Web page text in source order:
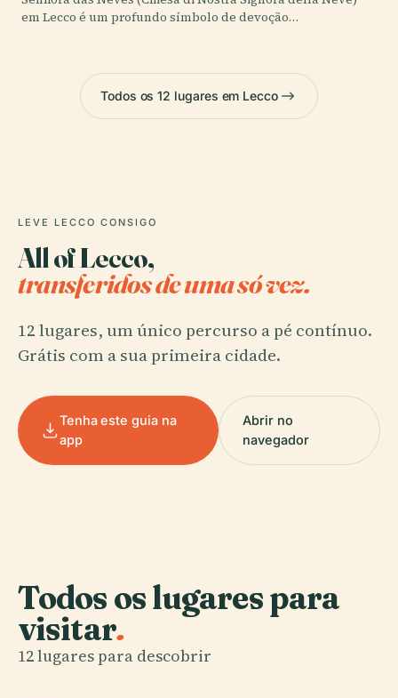
em Lecco é um profundo símbolo de devoção…
Todos os 12 lugares em Lecco
LEVE LECCO CONSIGO
All of Lecco,
transferidos de uma só vez.
12 lugares, um único percurso a pé contínuo.
Grátis com a sua primeira cidade.
Tenha este guia na
app
Abrir no
navegador
Todos os lugares para
visitar.
12 lugares para descobrir